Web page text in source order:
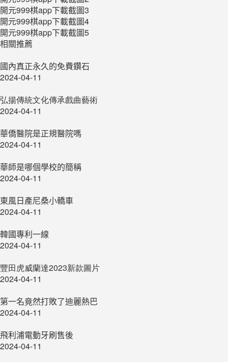
開元999棋app下載截圖3
開元999棋app下載截圖4
開元999棋app下載截圖5
相關推薦
國內真正永久的免費鑽石
2024-04-11
弘揚傳統文化傳承戲曲藝術
2024-04-11
華僑醫院是正規醫院嗎
2024-04-11
華師是哪個學校的簡稱
2024-04-11
東風日產尼桑小轎車
2024-04-11
韓國專利一線
2024-04-11
豐田虎威蘭達2023新款圖片
2024-04-11
第一名竟然打敗了迪麗熱巴
2024-04-11
飛利浦電動牙刷售後
2024-04-11